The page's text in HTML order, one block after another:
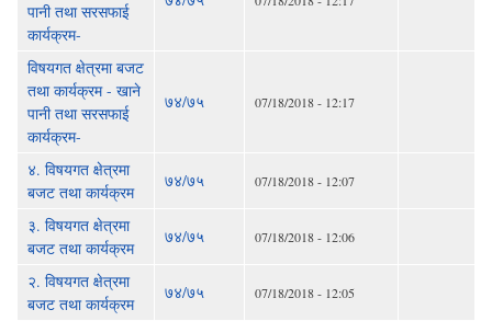
पानी तथा सरसफाई
कार्यक्रम-
विषयगत क्षेत्रमा बजट
तथा कार्यक्रम - खाने
पानी तथा सरसफाई
कार्यक्रम-
७४/७५ 07/18/2018 - 12:17
४. विषयगत क्षेत्रमा
बजट तथा कार्यक्रम
७४/७५ 07/18/2018 - 12:07
३. विषयगत क्षेत्रमा
बजट तथा कार्यक्रम
७४/७५ 07/18/2018 - 12:06
२. विषयगत क्षेत्रमा
बजट तथा कार्यक्रम
७४/७५ 07/18/2018 - 12:05